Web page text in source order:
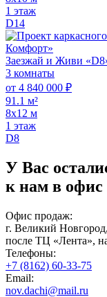
1 этаж
D14
Заезжай и Живи
3 комнаты
от 4 840 000 ₽
91.1 м²
8х12 м
1 этаж
D8
У Вас
к нам в офис
Офис продаж:
г. Великий
после ТЦ «Лента»,
Телефоны:
+7 (8162) 60-33-75
Email:
nov.dachi@mail.ru